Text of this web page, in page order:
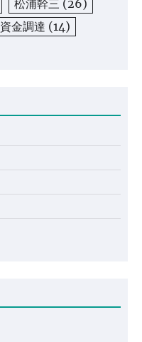
松浦幹三 (26)
資金調達 (14)